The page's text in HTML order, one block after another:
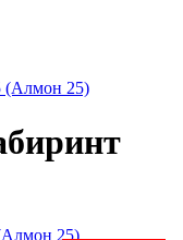
(Алмон 25)